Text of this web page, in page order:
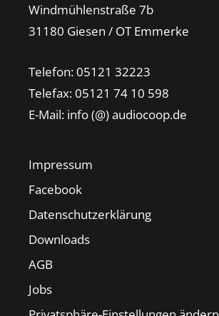
Windmühlenstraße 7b
31180 Giesen / OT Emmerke
Telefon: 05121 32223
Telefax: 05121 74 10 598
E-Mail: info (@) audiocoop.de
Impressum
Facebook
Datenschutzerklärung
Downloads
AGB
Jobs